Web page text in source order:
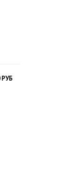
РУБ